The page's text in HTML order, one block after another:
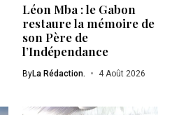
Léon Mba : le Gabon
restaure la mémoire de
son Père de
l’Indépendance
ByLa Rédaction. 4 Août 2026